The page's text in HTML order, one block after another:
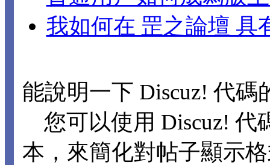
我如何在 罡之論壇 具
能說明一下 Discuz! 代碼
您可以使用 Discuz! 代
本，來簡化對帖子顯示